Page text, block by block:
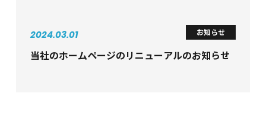
2024.03.01 お知らせ
当社のホームページのリニューアルのお知らせ